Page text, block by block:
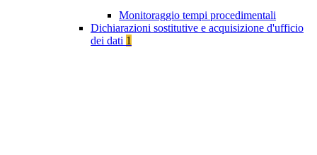
Monitoraggio tempi procedimentali
Dichiarazioni sostitutive e acquisizione d'ufficio
dei dati 1